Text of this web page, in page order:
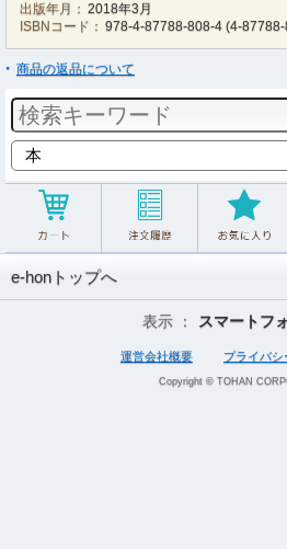
出版年月： 2018年3月
ISBNコード： 978-4-87788-808-4 (4-
商品の返品について
e-honトップへ
表示 ： スマートフ
運営会社概要 プライバシ
Copyright © TOHAN